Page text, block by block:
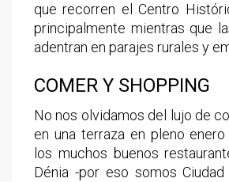
que recorren el Centro
principalmente mientras que
adentran en parajes rurales y
COMER Y SHOPPING
No nos olvidamos del lujo de
en una terraza en pleno
los muchos buenos
Dénia -por eso somos